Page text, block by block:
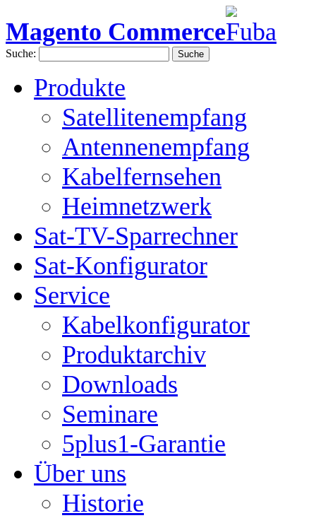
Magento Commerce
Suche: Suche
Produkte
Satellitenempfang
Antennenempfang
Kabelfernsehen
Heimnetzwerk
Sat-TV-Sparrechner
Sat-Konfigurator
Service
Kabelkonfigurator
Produktarchiv
Downloads
Seminare
5plus1-Garantie
Über uns
Historie